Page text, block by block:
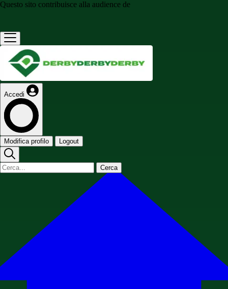
Questo sito contribuisce alla audience de
Accedi
Modifica profilo Logout
Cerca